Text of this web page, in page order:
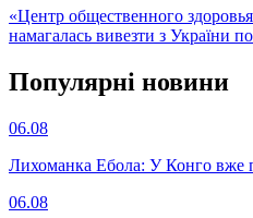
«Центр общественного
намагалась вивезти з України
Популярнi новини
06.08
Лихоманка Ебола: У Конго вже
06.08